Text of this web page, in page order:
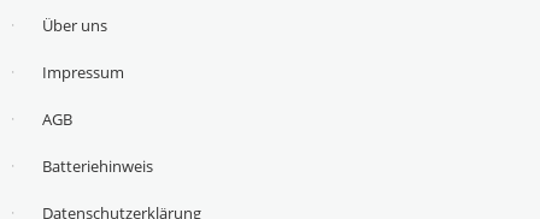
Über uns
Impressum
AGB
Batteriehinweis
Datenschutzerklärung